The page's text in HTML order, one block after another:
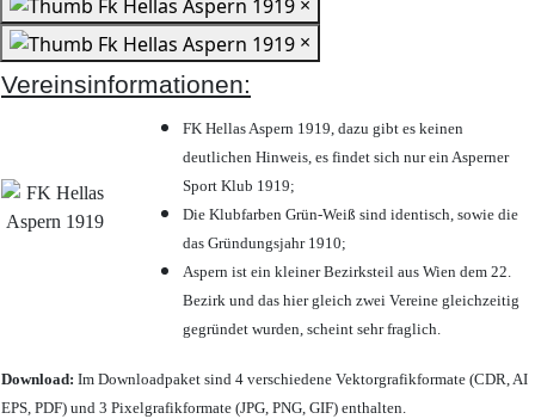
×
Vereinsinformationen:
FK Hellas Aspern 1919, dazu gibt es keinen
deutlichen Hinweis, es findet sich nur ein Asperner
Sport Klub 1919;
Die Klubfarben Grün-Weiß sind identisch, sowie die
das Gründungsjahr 1910;
Aspern ist ein kleiner Bezirksteil aus Wien dem 22.
Bezirk und das hier gleich zwei Vereine gleichzeitig
gegründet wurden, scheint sehr fraglich.
Download: Im Downloadpaket sind 4 verschiedene Vektorgrafikformate (CDR, AI
EPS, PDF) und 3 Pixelgrafikformate (JPG, PNG, GIF) enthalten.